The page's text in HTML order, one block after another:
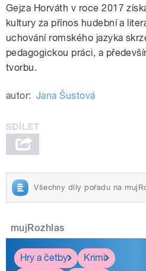
Gejza Horváth v roce 2017
kultury za přínos hudební a
uchování romského jazyka
pedagogickou práci, a
tvorbu.
autor: Jana Šustová
Všechny díly pořadu na
mujRozhlas
Hry a četby
Krimi